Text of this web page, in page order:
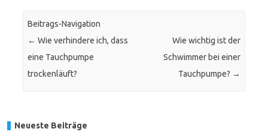
Beitrags-Navigation
← Wie verhindere ich, dass
eine Tauchpumpe
trockenläuft?
Wie wichtig ist der
Schwimmer bei einer
Tauchpumpe? →
Neueste Beiträge